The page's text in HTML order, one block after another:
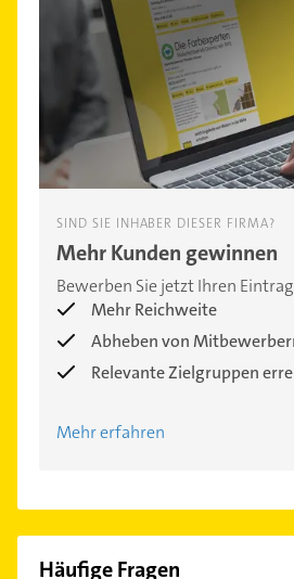
SIND SIE INHABER DIESER FIRMA?
Mehr Kunden gewinnen
Bewerben Sie jetzt Ihren
Mehr Reichweite
Abheben von
Relevante Zielgruppen
Mehr erfahren
Häufige Fragen